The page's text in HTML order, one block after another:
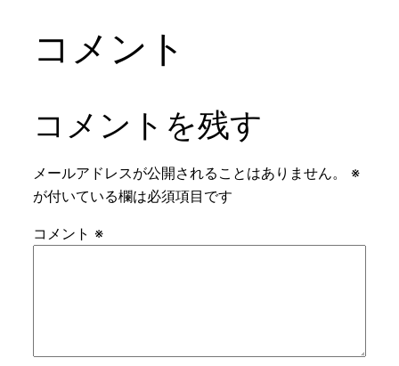
コメント
コメントを残す
メールアドレスが公開されることはありません。
※
が付いている欄は必須項目です
コメント ※